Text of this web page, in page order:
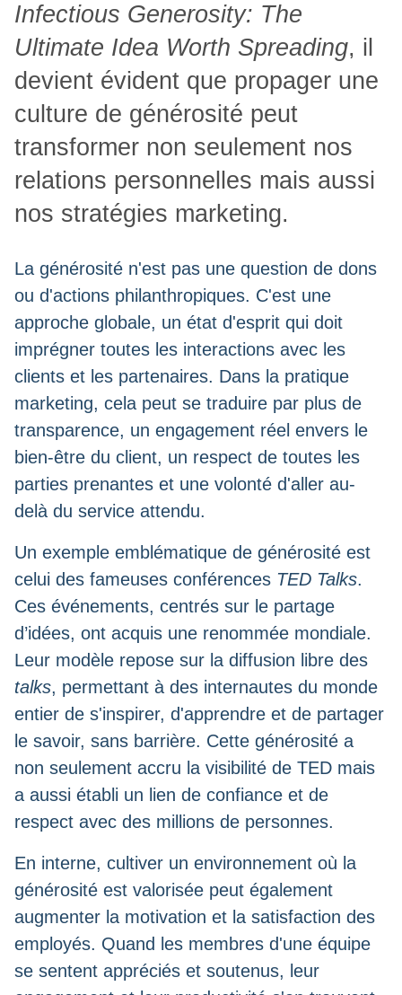
Infectious Generosity: The
Ultimate Idea Worth Spreading, il
devient évident que propager une
culture de générosité peut
transformer non seulement nos
relations personnelles mais aussi
nos stratégies marketing.
La générosité n'est pas une question de dons
ou d'actions philanthropiques. C'est une
approche globale, un état d'esprit qui doit
imprégner toutes les interactions avec les
clients et les partenaires. Dans la pratique
marketing, cela peut se traduire par plus de
transparence, un engagement réel envers le
bien-être du client, un respect de toutes les
parties prenantes et une volonté d'aller au-
delà du service attendu.
Un exemple emblématique de générosité est
celui des fameuses conférences TED Talks.
Ces événements, centrés sur le partage
d’idées, ont acquis une renommée mondiale.
Leur modèle repose sur la diffusion libre des
talks, permettant à des internautes du monde
entier de s'inspirer, d'apprendre et de partager
le savoir, sans barrière. Cette générosité a
non seulement accru la visibilité de TED mais
a aussi établi un lien de confiance et de
respect avec des millions de personnes.
En interne, cultiver un environnement où la
générosité est valorisée peut également
augmenter la motivation et la satisfaction des
employés. Quand les membres d'une équipe
se sentent appréciés et soutenus, leur